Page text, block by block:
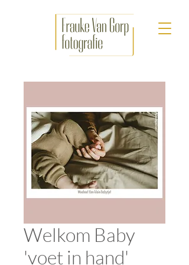
Welkom Baby
'voet in hand'